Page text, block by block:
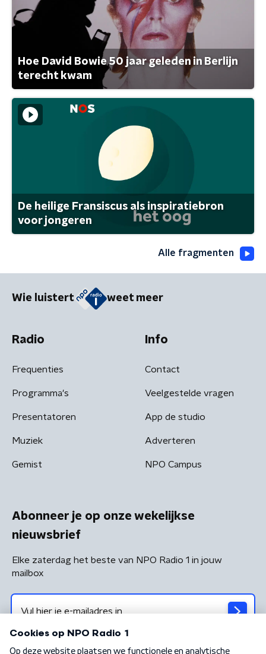
Hoe David Bowie 50 jaar geleden in Berlijn
terecht kwam
De heilige Fransiscus als inspiratiebron
voor jongeren
Alle fragmenten
Wie luistert weet meer
Radio
Frequenties
Programma's
Presentatoren
Muziek
Gemist
Info
Contact
Veelgestelde vragen
App de studio
Adverteren
NPO Campus
Abonneer je op onze wekelijkse
nieuwsbrief
Elke zaterdag het beste van NPO Radio 1 in jouw
mailbox